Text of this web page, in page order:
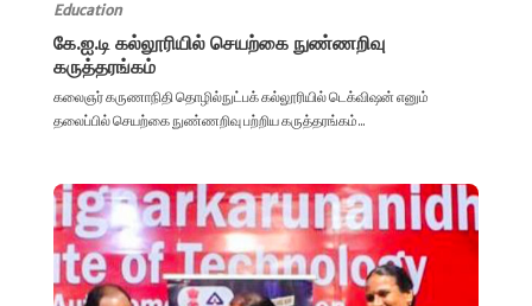
Education
கே.ஐ.டி கல்லூரியில் செயற்கை நுண்ணறிவு
கருத்தரங்கம்
கலைஞர் கருணாநிதி தொழில்நுட்பக் கல்லூரியில் டெக்விஷன் எனும்
தலைப்பில் செயற்கை நுண்ணறிவு பற்றிய கருத்தரங்கம்...